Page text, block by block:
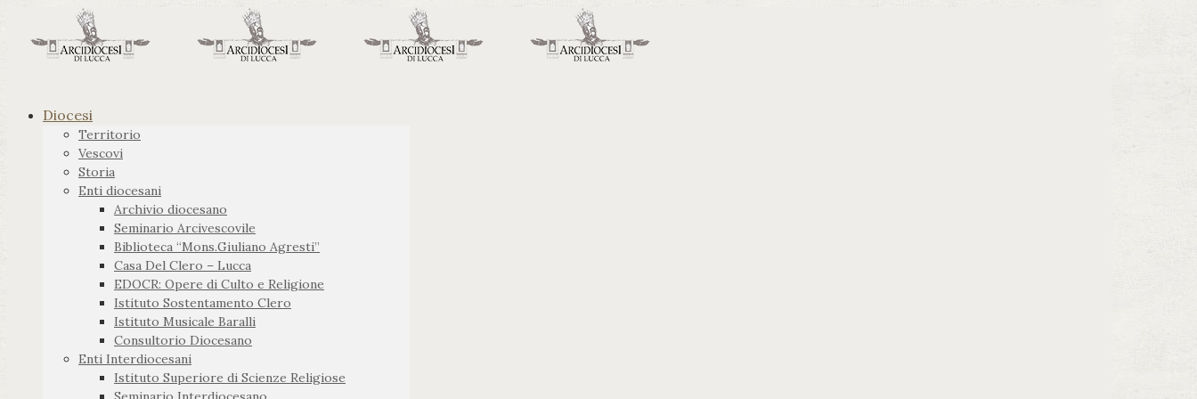
Diocesi
Territorio
Vescovi
Storia
Enti diocesani
Archivio diocesano
Seminario Arcivescovile
Biblioteca “Mons.Giuliano Agresti”
Casa Del Clero – Lucca
EDOCR: Opere di Culto e Religione
Istituto Sostentamento Clero
Istituto Musicale Baralli
Consultorio Diocesano
Enti Interdiocesani
Istituto Superiore di Scienze Religiose